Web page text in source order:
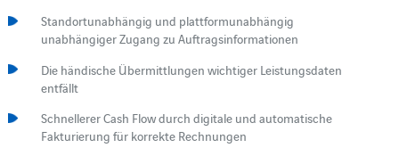
Standortunabhängig und plattformunabhängig
unabhängiger Zugang zu Auftragsinformationen
Die händische Übermittlungen wichtiger Leistungsdaten
entfällt
Schnellerer Cash Flow durch digitale und automatische
Fakturierung für korrekte Rechnungen